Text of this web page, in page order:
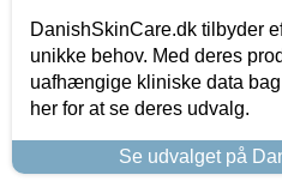
DanishSkinCare.dk tilbyder
unikke behov. Med deres
uafhængige kliniske data
her for at se deres udvalg.
Se udvalget på